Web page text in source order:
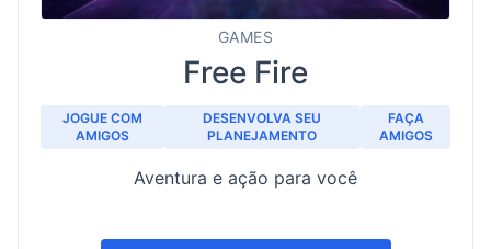
GAMES
Free Fire
JOGUE COM
AMIGOS
DESENVOLVA SEU
PLANEJAMENTO
FAÇA
AMIGOS
Aventura e ação para você